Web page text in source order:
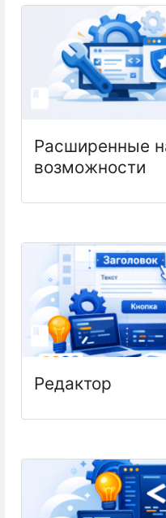
Расширенные
возможности
Редактор